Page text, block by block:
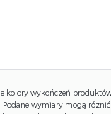
kolory wykończeń
Podane wymiary mogą różnić